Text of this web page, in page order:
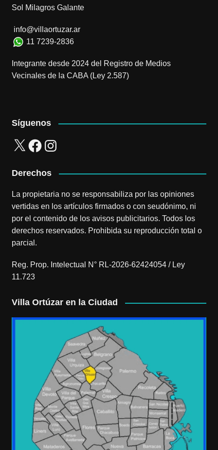
Sol Milagros Galante
info@villaortuzar.ar
11 7239-2836
Integrante desde 2024 del Registro de Medios
Vecinales de la CABA (Ley 2.587)
Síguenos
X FacebookInstagram
Derechos
La propietaria no se responsabiliza por las opiniones
vertidas en los artículos firmados o con seudónimo, ni
por el contenido de los avisos publicitarios. Todos los
derechos reservados. Prohibida su reproducción total o
parcial.
Reg. Prop. Intelectual N° RL-2026-62424054 / Ley
11.723
Villa Ortúzar en la Ciudad